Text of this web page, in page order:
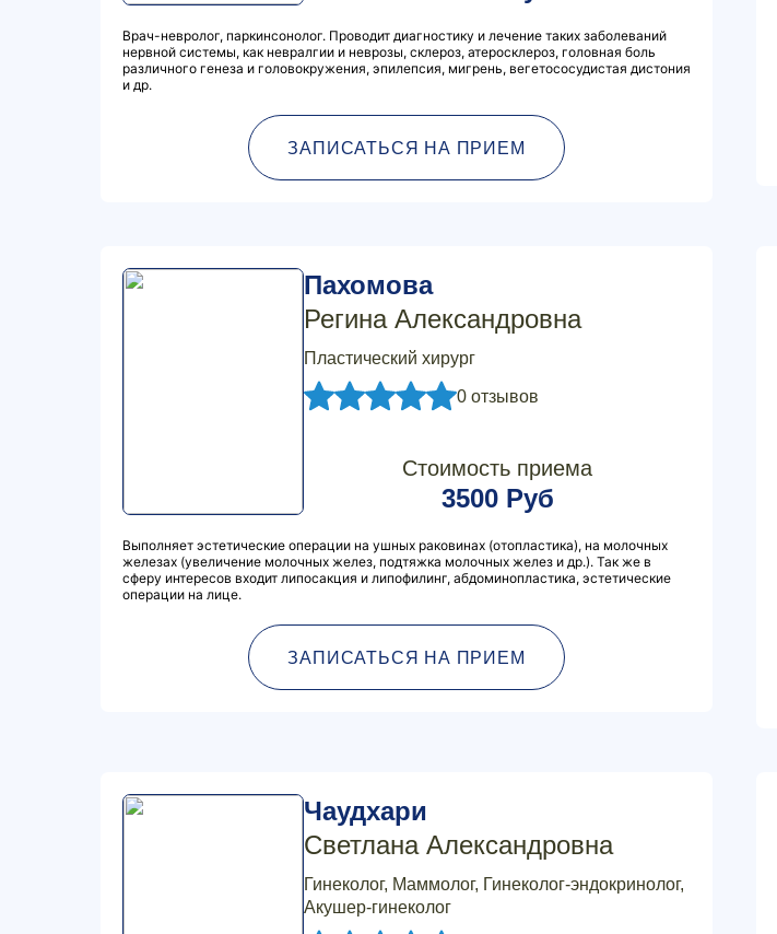
Врач-невролог, паркинсонолог. Проводит диагностику и лечение таких заболеваний
нервной системы, как невралгии и неврозы, склероз, атеросклероз, головная боль
различного генеза и головокружения, эпилепсия, мигрень, вегетососудистая дистония
и др.
ЗАПИСАТЬСЯ НА ПРИЕМ
Пахомова
Регина Александровна
Пластический хирург
0 отзывов
Стоимость приема
3500 Руб
Выполняет эстетические операции на ушных раковинах (отопластика), на молочных
железах (увеличение молочных желез, подтяжка молочных желез и др.). Так же в
сферу интересов входит липосакция и липофилинг, абдоминопластика, эстетические
операции на лице.
ЗАПИСАТЬСЯ НА ПРИЕМ
Чаудхари
Светлана Александровна
Гинеколог, Маммолог, Гинеколог-эндокринолог,
Акушер-гинеколог